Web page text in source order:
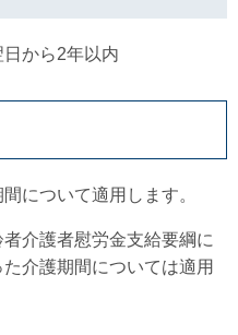
から2年以内
について適用します。
介護者慰労金支給要綱に
介護期間については適用